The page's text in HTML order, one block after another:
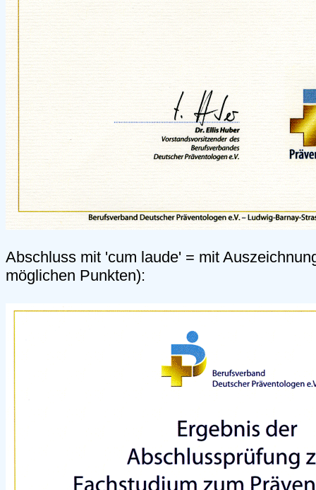
Abschluss mit 'cum laude' = mit
möglichen Punkten):